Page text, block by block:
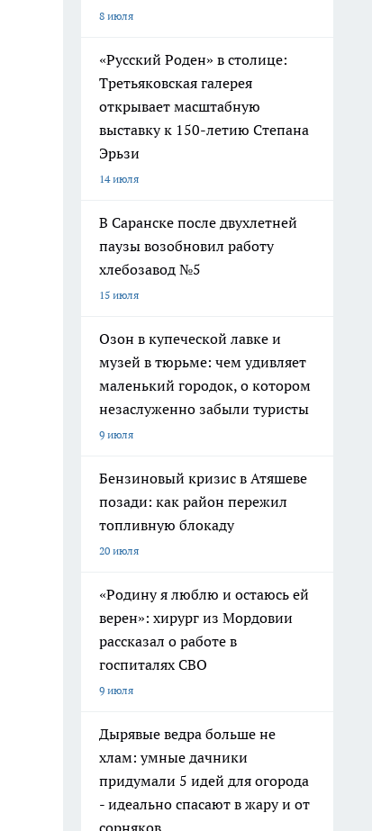
8 июля
«Русский Роден» в столице:
Третьяковская галерея
открывает масштабную
выставку к 150-летию Степана
Эрьзи
14 июля
В Саранске после двухлетней
паузы возобновил работу
хлебозавод №5
15 июля
Озон в купеческой лавке и
музей в тюрьме: чем удивляет
маленький городок, о котором
незаслуженно забыли туристы
9 июля
Бензиновый кризис в Атяшеве
позади: как район пережил
топливную блокаду
20 июля
«Родину я люблю и остаюсь ей
верен»: хирург из Мордовии
рассказал о работе в
госпиталях СВО
9 июля
Дырявые ведра больше не
хлам: умные дачники
придумали 5 идей для огорода
- идеально спасают в жару и от
сорняков